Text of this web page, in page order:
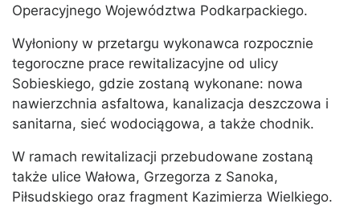
Operacyjnego Województwa Podkarpackiego.
Wyłoniony w przetargu wykonawca rozpocznie
tegoroczne prace rewitalizacyjne od ulicy
Sobieskiego, gdzie zostaną wykonane: nowa
nawierzchnia asfaltowa, kanalizacja deszczowa i
sanitarna, sieć wodociągowa, a także chodnik.
W ramach rewitalizacji przebudowane zostaną
także ulice Wałowa, Grzegorza z Sanoka,
Piłsudskiego oraz fragment Kazimierza Wielkiego.